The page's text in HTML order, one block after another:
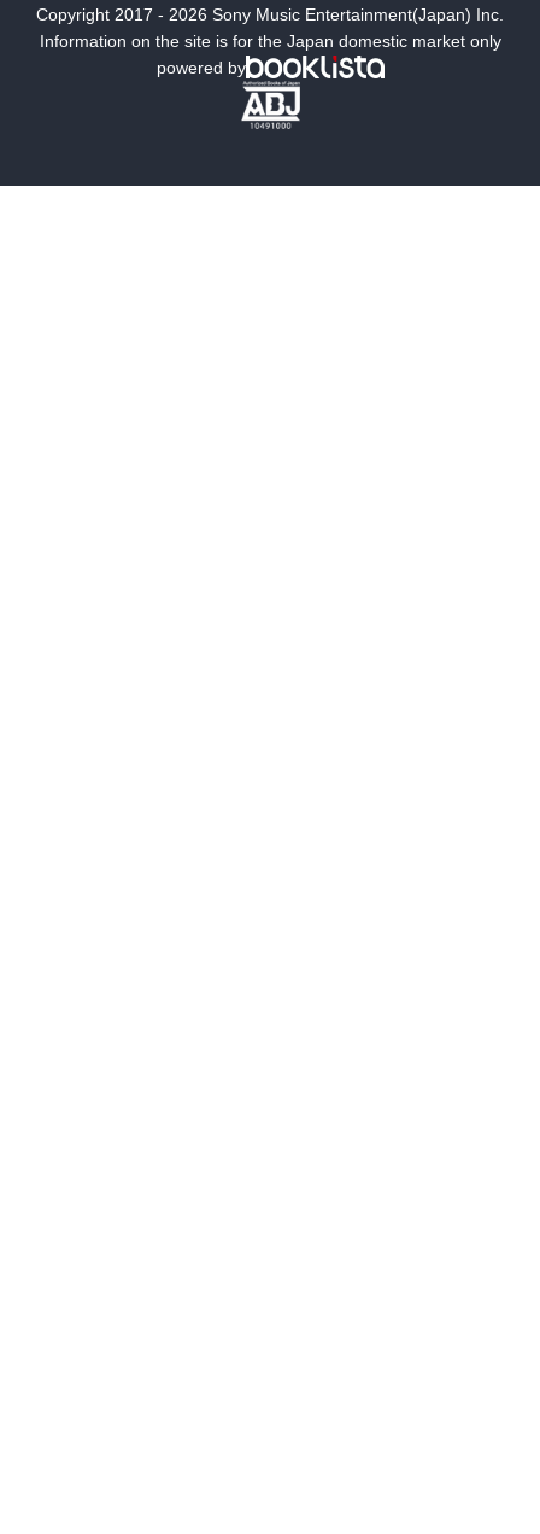
ミステリー SF
文学
Copyright 2017 - 2026 Sony Music Entertainment(Japan) Inc.
Information on the site is for the Japan domestic market only
powered by